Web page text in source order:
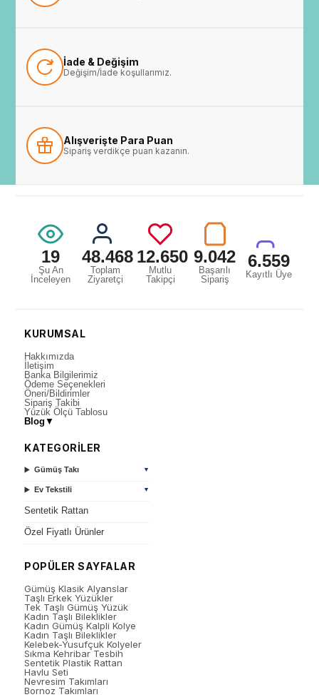
İade & Değişim
Değişim/İade koşullarımız.
Alışverişte Para Puan
Sipariş verdikçe puan kazanın.
19
Şu An
İnceleyen
48.468
Toplam
Ziyaretçi
12.650
Mutlu
Takipçi
9.042
Başarılı
Sipariş
6.559
Kayıtlı Üye
KURUMSAL
Hakkımızda
İletişim
Banka Bilgilerimiz
Ödeme Seçenekleri
Öneri/Bildirimler
Sipariş Takibi
Yüzük Ölçü Tablosu
Blog ▼
KATEGORİLER
Gümüş Takı ▼
Ev Tekstili ▼
Sentetik Rattan
Özel Fiyatlı Ürünler
POPÜLER SAYFALAR
Gümüş Klasik Alyanslar
Taşlı Erkek Yüzükler
Tek Taşlı Gümüş Yüzük
Kadın Taşlı Bileklikler
Kadın Gümüş Kalpli Kolye
Kadın Taşlı Bileklikler
Kelebek-Yusufçuk Kolyeler
Sıkma Kehribar Tesbih
Sentetik Plastik Rattan
Havlu Seti
Nevresim Takımları
Bornoz Takımları